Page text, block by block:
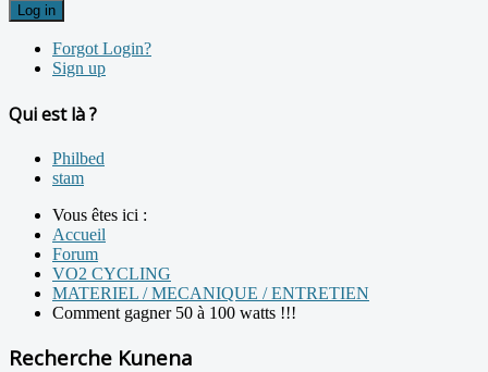
Log in
Forgot Login?
Sign up
Qui est là ?
Philbed
stam
Vous êtes ici :
Accueil
Forum
VO2 CYCLING
MATERIEL / MECANIQUE / ENTRETIEN
Comment gagner 50 à 100 watts !!!
Recherche Kunena